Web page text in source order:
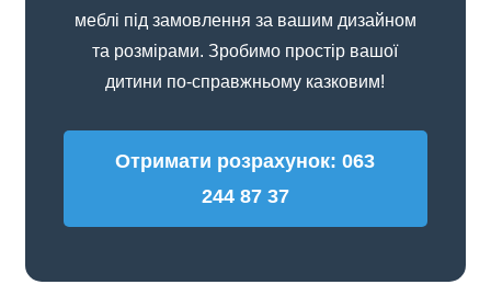
меблі під замовлення за вашим дизайном
та розмірами. Зробимо простір вашої
дитини по-справжньому казковим!
Отримати розрахунок: 063
244 87 37